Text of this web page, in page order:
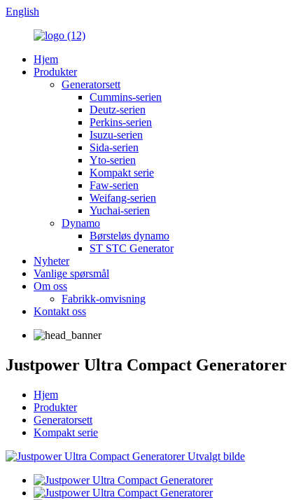
English
Hjem
Produkter
Generatorsett
Cummins-serien
Deutz-serien
Perkins-serien
Isuzu-serien
Sida-serien
Yto-serien
Kompakt serie
Faw-serien
Weifang-serien
Yuchai-serien
Dynamo
Børsteløs dynamo
ST STC Generator
Nyheter
Vanlige spørsmål
Om oss
Fabrikk-omvisning
Kontakt oss
Justpower Ultra Compact Generatorer
Hjem
Produkter
Generatorsett
Kompakt serie